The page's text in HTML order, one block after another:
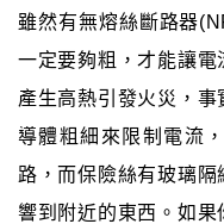
雖然有無熔絲斷路器
一定要夠粗，才能讓電
產生高熱引發火災，
導體粗細來限制電流
路，而保險絲有玻璃
響到附近的東西。如